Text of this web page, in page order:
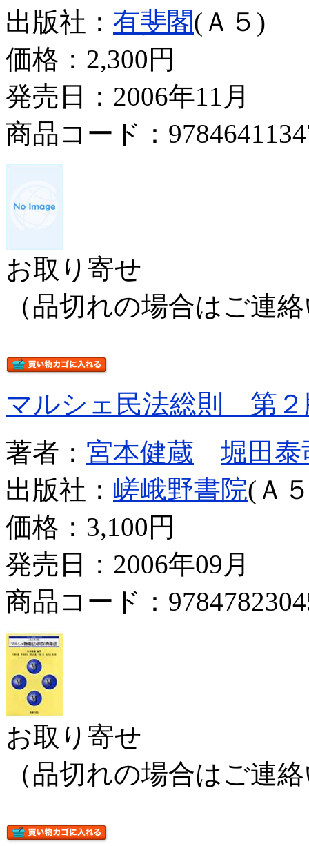
出版社： 有斐閣(Ａ５)
価格： 2,300円
発売日：2006年11月
商品コード：
お取り寄せ
（品切れの場合はご連
マルシェ民法総則 第２
著者： 宮本健蔵
堀田泰
出版社： 嵯峨野書院(Ａ
価格： 3,100円
発売日：2006年09月
商品コード：
お取り寄せ
（品切れの場合はご連